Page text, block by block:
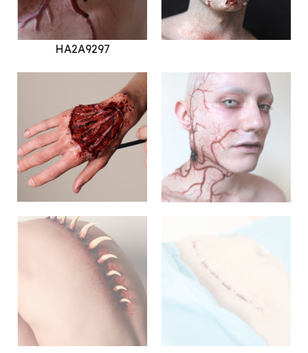
HA2A9297